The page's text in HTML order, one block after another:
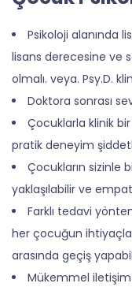
Psikoloji alanında
lisans derecesine ve
olmalı. veya. Psy.D.
Doktora sonrası
Çocuklarla klinik
pratik deneyim
Çocukların sizinle
yaklaşılabilir ve
Farklı tedavi
her çocuğun
arasında geçiş
Mükemmel iletişim